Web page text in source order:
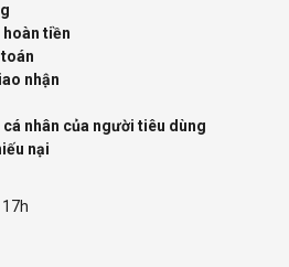
tiền
nhận
nhân của người tiêu dùng
nại